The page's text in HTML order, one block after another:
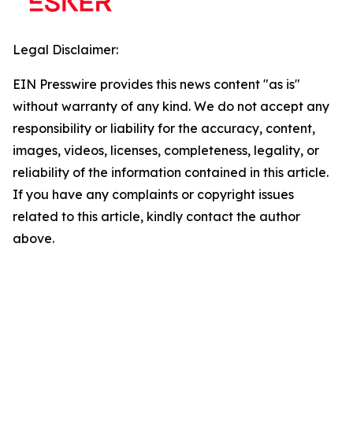
Legal Disclaimer:
EIN Presswire provides this news content "as is"
without warranty of any kind. We do not accept any
responsibility or liability for the accuracy, content,
images, videos, licenses, completeness, legality, or
reliability of the information contained in this article.
If you have any complaints or copyright issues
related to this article, kindly contact the author
above.